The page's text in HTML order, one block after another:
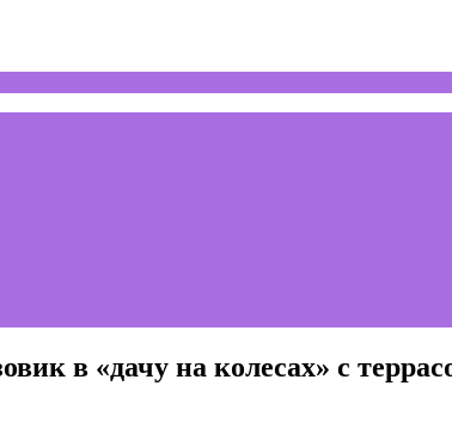
в «дачу на колесах» с